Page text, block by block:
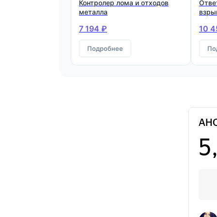
Контролер лома и отходов
металла
7 194 ₽
Подробнее
10